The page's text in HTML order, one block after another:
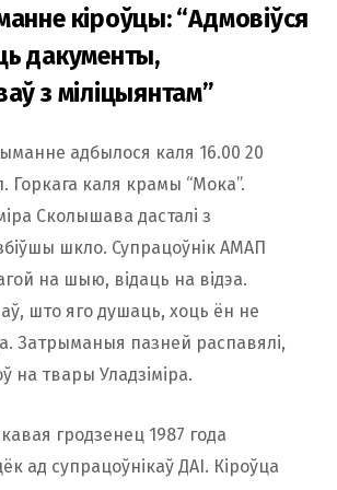
кіроўцы: “Адмовіўся
дакументы,
з міліцыянтам”
адбылося каля 16.00 20
Горкага каля крамы “Мока”.
Сколышава дасталі з
шкло. Супрацоўнік АМАП
на шыю, відаць на відэа.
што яго душаць, хоць ён не
Затрыманыя пазней распавялі,
на твары Уладзіміра.
гродзенец 1987 года
ад супрацоўнікаў ДАІ. Кіроўца